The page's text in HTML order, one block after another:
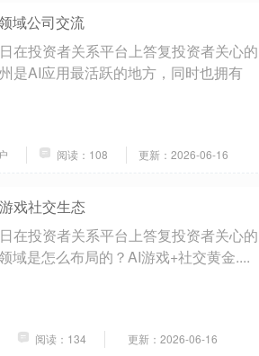
域公司交流
在投资者关系平台上答复投资者关心的
是AI应用最活跃的地方，同时也拥有
阅读：108 更新：2026-06-16
戏社交生态
在投资者关系平台上答复投资者关心的
域是怎么布局的？AI游戏+社交黄金....
阅读：134 更新：2026-06-16